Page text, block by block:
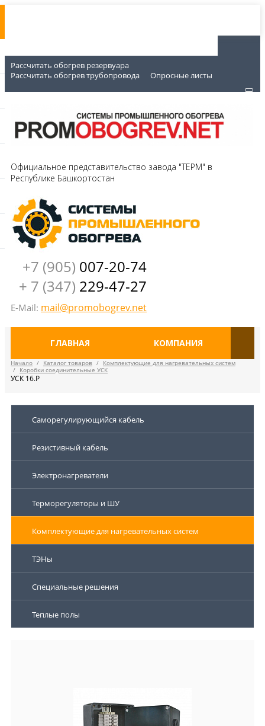
Рассчитать обогрев резервуара
Рассчитать обогрев трубопровода
Опросные листы
Официальное представительство завода "ТЕРМ" в
Республике Башкортостан
+7 (905) 007-20-74
+ 7 (347) 229-47-27
E-Mail: mail@promobogrev.net
ГЛАВНАЯ КОМПАНИЯ
Начало / Каталог товаров /
Комплектующие для нагревательных систем
/
Коробки соединительные УСК
УСК 16.Р
Саморегулирующийся кабель
Резистивный кабель
Электронагреватели
Терморегуляторы и ШУ
Комплектующие для нагревательных систем
ТЭНы
Специальные решения
Теплые полы